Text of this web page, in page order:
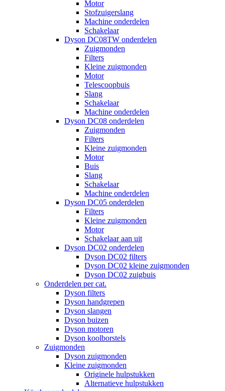
Motor
Stofzuigerslang
Machine onderdelen
Schakelaar
Dyson DC08TW onderdelen
Zuigmonden
Filters
Kleine zuigmonden
Motor
Telescoopbuis
Slang
Schakelaar
Machine onderdelen
Dyson DC08 onderdelen
Zuigmonden
Filters
Kleine zuigmonden
Motor
Buis
Slang
Schakelaar
Machine onderdelen
Dyson DC05 onderdelen
Filters
Kleine zuigmonden
Motor
Schakelaar aan uit
Dyson DC02 onderdelen
Dyson DC02 filters
Dyson DC02 kleine zuigmonden
Dyson DC02 zuigbuis
Onderdelen per cat.
Dyson filters
Dyson handgrepen
Dyson slangen
Dyson buizen
Dyson motoren
Dyson koolborstels
Zuigmonden
Dyson zuigmonden
Kleine zuigmonden
Originele hulpstukken
Alternatieve hulpstukken